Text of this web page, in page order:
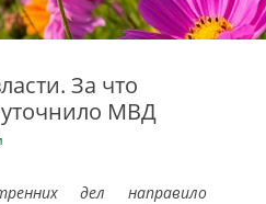
За что
уточнило МВД
дел направило